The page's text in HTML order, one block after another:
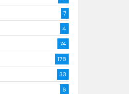
7
4
74
178
33
6